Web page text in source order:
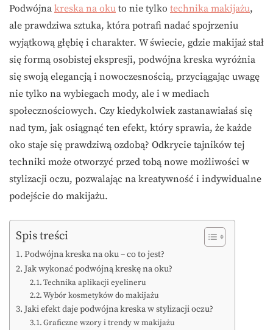
Podwójna kreska na oku to nie tylko technika makijażu,
ale prawdziwa sztuka, która potrafi nadać spojrzeniu
wyjątkową głębię i charakter. W świecie, gdzie makijaż stał
się formą osobistej ekspresji, podwójna kreska wyróżnia
się swoją elegancją i nowoczesnością, przyciągając uwagę
nie tylko na wybiegach mody, ale i w mediach
społecznościowych. Czy kiedykolwiek zastanawiałaś się
nad tym, jak osiągnąć ten efekt, który sprawia, że każde
oko staje się prawdziwą ozdobą? Odkrycie tajników tej
techniki może otworzyć przed tobą nowe możliwości w
stylizacji oczu, pozwalając na kreatywność i indywidualne
podejście do makijażu.
Spis treści
Podwójna kreska na oku – co to jest?
Jak wykonać podwójną kreskę na oku?
Technika aplikacji eyelineru
Wybór kosmetyków do makijażu
Jaki efekt daje podwójna kreska w stylizacji oczu?
Graficzne wzory i trendy w makijażu